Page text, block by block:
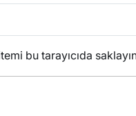
bu tarayıcıda